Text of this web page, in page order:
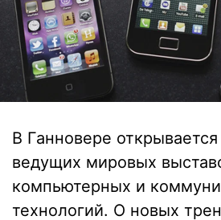
В Ганновере
ведущих мировых
компьютерных и
технологий. О новых